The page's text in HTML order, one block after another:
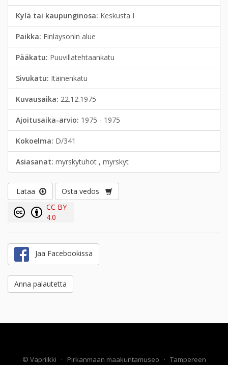
Kylä tai kaupunginosa: Keskusta I
Paikka: Finlaysonin alue
Pääkatu: Puuvillatehtaankatu
Sivukatu: Itäinenkatu
Kuvausaika: 22.12.1975
Ajoitusaika-arvio: 1975 - 1975
Kokoelma: D/341
Asiasanat: myrskytuhot , myrskyt
Lataa
Osta vedos
CC BY
4.0
Jaa Facebookissa
Anna palautetta
© Vapriikki · Pirkanmaan maakuntamuseo · Tampereen